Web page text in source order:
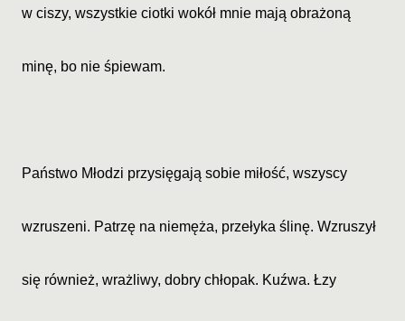
w ciszy, wszystkie ciotki wokół mnie mają obrażoną
minę, bo nie śpiewam.
Państwo Młodzi przysięgają sobie miłość, wszyscy
wzruszeni. Patrzę na niemęża, przełyka ślinę. Wzruszył
się również, wrażliwy, dobry chłopak. Kuźwa. Łzy